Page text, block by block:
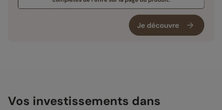
Vos investissements dans